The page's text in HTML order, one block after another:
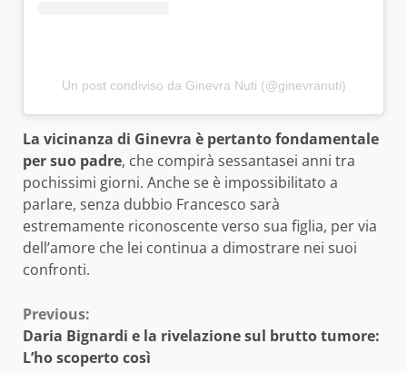
Un post condiviso da Ginevra Nuti (@ginevranuti)
La vicinanza di Ginevra è pertanto fondamentale
per suo padre, che compirà sessantasei anni tra
pochissimi giorni. Anche se è impossibilitato a
parlare, senza dubbio Francesco sarà
estremamente riconoscente verso sua figlia, per via
dell’amore che lei continua a dimostrare nei suoi
confronti.
Continue
Reading
Previous:
Daria Bignardi e la rivelazione sul brutto tumore:
L’ho scoperto così